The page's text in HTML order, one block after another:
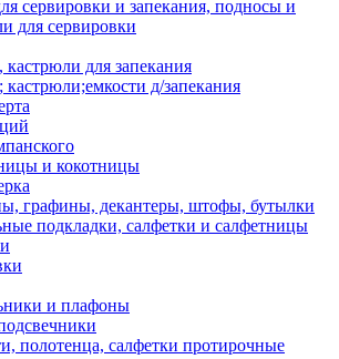
сервировки и запекания, подносы и
для сервировки
для запекания
д/запекания
и кокотницы
графины, декантеры, штофы, бутылки
подкладки, салфетки и салфетницы
и плафоны
полотенца, салфетки протирочные